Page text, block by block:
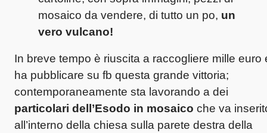
mosaico da vendere, di tutto un po, un
vero vulcano!
In breve tempo è riuscita a raccogliere mille euro
ha pubblicare su fb questa grande vittoria;
contemporaneamente sta lavorando a dei
particolari dell’Esodo in mosaico che va
all’interno della chiesa sulla parete destra della